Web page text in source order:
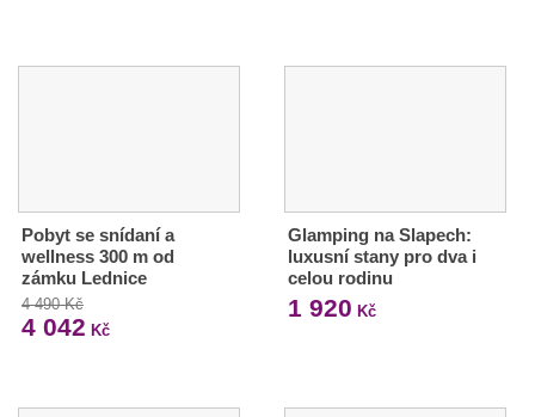
Pobyt se snídaní a
wellness 300 m od
zámku Lednice
4 490 Kč
4 042 Kč
Glamping na Slapech:
luxusní stany pro dva i
celou rodinu
1 920 Kč